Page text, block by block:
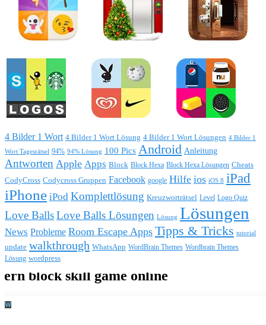
4 Bilder 1 Wort 4 Bilder 1 Wort Lösung 4 Bilder 1 Wort Lösungen 4 Bilder 1
Wort Tagesrätsel 94% 94% Lösung 100 Pics Android Anleitung
Antworten Apple Apps Block Block Hexa Block Hexa Lösungen Cheats
CodyCross Codycross Gruppen Facebook google Hilfe ios iOS 8 iPad
iPhone iPod Komplettlösung Kreuzworträtsel Level Logo Quiz
Love BallsLove Balls Lösungen Lösung Lösungen
News Probleme Room Escape Apps Tipps & Tricks tutorial
update walkthrough WhatsApp WordBrain Themes Wordbrain Themes
Lösung wordpress